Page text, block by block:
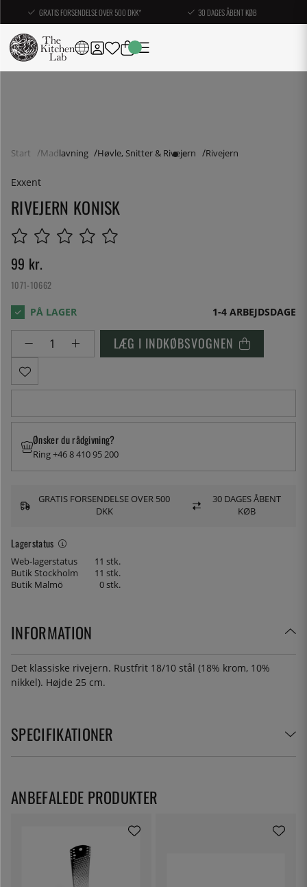
GRATIS FORSENDELSE OVER 500 DKK* 30 DAGES ÅBENT KØB
Start Madlavning Høvle, Snitter & Rivejern Rivejern
Exxent
RIVEJERN KONISK
99 kr.
1071-10662
1-4 ARBEJDSDAGE
LÆG I INDKØBSVOGNEN
Lagerstatus
Web-lagerstatus
11 stk.
Butik Stockholm
11 stk.
Butik Malmö
0 stk.
Ønsker du rådgivning?
Ring +46 8 410 95 200
GRATIS FORSENDELSE OVER 500
DKK
30 DAGES ÅBENT
KØB
INFORMATION
Det klassiske rivejern. Rustfrit 18/10 stål (18% krom, 10%
nikkel). Højde 25 cm.
SPECIFIKATIONER
ANBEFALEDE PRODUKTER